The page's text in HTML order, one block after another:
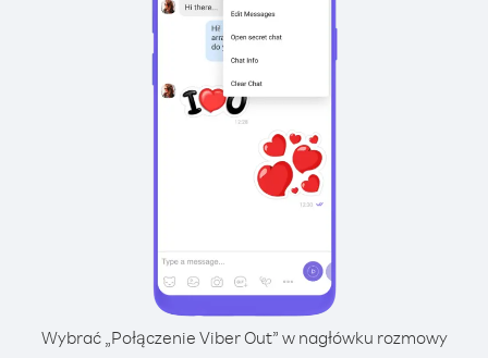
Wybrać „Połączenie Viber Out” w nagłówku rozmowy